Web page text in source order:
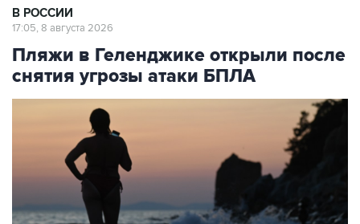
В РОССИИ
17:05, 8 августа 2026
Пляжи в Геленджике открыли после
снятия угрозы атаки БПЛА